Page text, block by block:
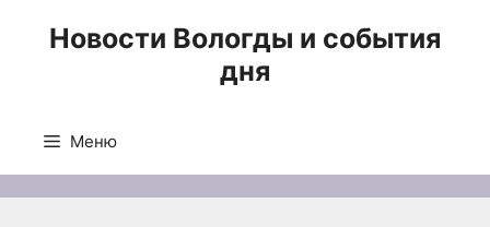
Новости Вологды и события
дня
Меню